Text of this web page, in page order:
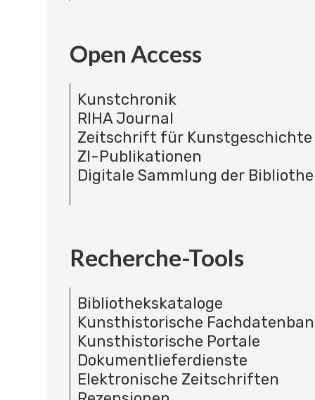
Open Access
Kunstchronik
RIHA Journal
Zeitschrift für Kunstgeschichte
ZI-Publikationen
Digitale Sammlung der
Recherche-Tools
Bibliothekskataloge
Kunsthistorische
Kunsthistorische Portale
Dokumentlieferdienste
Elektronische Zeitschriften